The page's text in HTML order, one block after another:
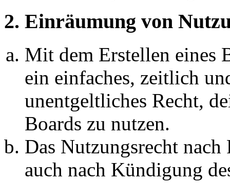
2. Einräumung von
Mit dem Erstellen eines
ein einfaches, zeitlich
unentgeltliches Recht,
Boards zu nutzen.
Das Nutzungsrecht
auch nach Kündigung